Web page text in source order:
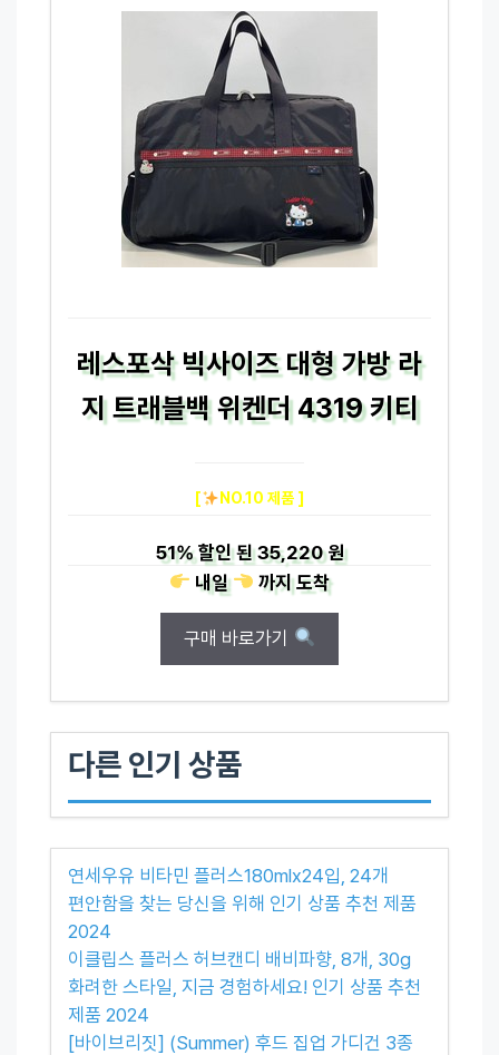
레스포삭 빅사이즈 대형 가방 라
지 트래블백 위켄더 4319 키티
[ NO.10 제품 ]
51%할인 된35,220 원
내일
까지도착
구매 바로가기
다른 인기 상품
연세우유 비타민 플러스180mlx24입, 24개
편안함을 찾는 당신을 위해 인기 상품 추천 제품
2024
이클립스 플러스 허브캔디 배비파향, 8개, 30g
화려한 스타일, 지금 경험하세요! 인기 상품 추천
제품 2024
[바이브리짓] (Summer) 후드 집업 가디건 3종